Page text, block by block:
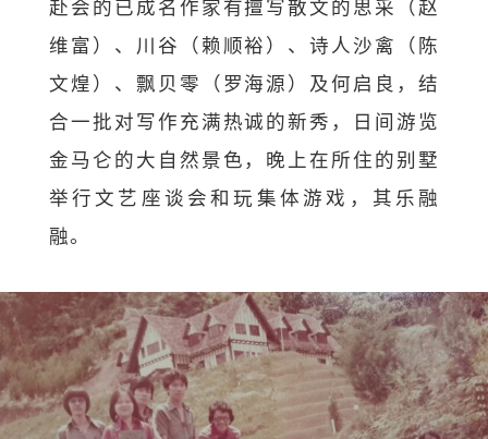
赴会的已成名作家有擅写散文的思采（赵
维富）、川谷（赖顺裕）、诗人沙禽（陈
文煌）、飘贝零（罗海源）及何启良，结
合一批对写作充满热诚的新秀，日间游览
金马仑的大自然景色，晚上在所住的别墅
举行文艺座谈会和玩集体游戏，其乐融
融。